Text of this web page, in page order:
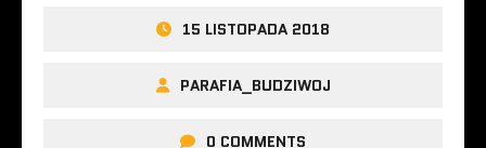
15 LISTOPADA 2018
PARAFIA_BUDZIWOJ
0 COMMENTS